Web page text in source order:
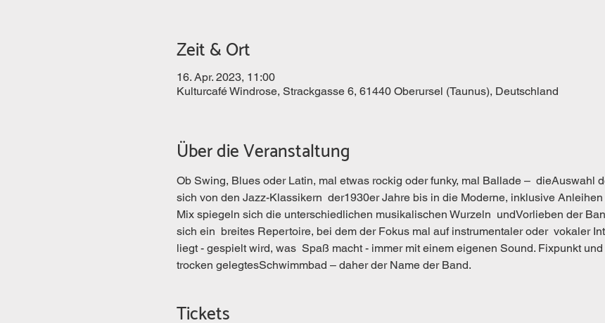
Zeit & Ort
16. Apr. 2023, 11:00
Kulturcafé Windrose, Strackgasse 6, 61440 Oberursel (Taunus), Deutschland
Über die Veranstaltung
Ob Swing, Blues oder Latin, mal etwas rockig oder funky, mal Ballade –  dieAuswahl
sich von den Jazz-Klassikern  der1930er Jahre bis in die Moderne, inklusive Anleihen
Mix spiegeln sich die unterschiedlichen musikalischen Wurzeln  undVorlieben der
sich ein  breites Repertoire, bei dem der Fokus mal auf instrumentaler oder  vokaler
liegt - gespielt wird, was  Spaß macht - immer mit einem eigenen Sound. Fixpunkt
trocken gelegtesSchwimmbad – daher der Name der Band.
Tickets